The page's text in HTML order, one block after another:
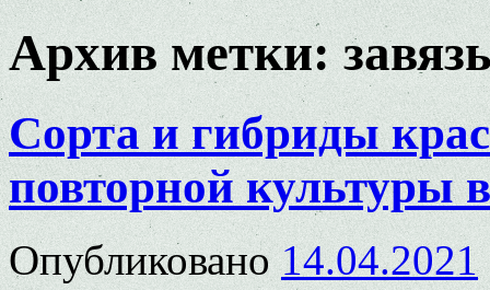
Архив метки:
Сорта и гибриды
повторной культуры
Опубликовано 14.04.2021